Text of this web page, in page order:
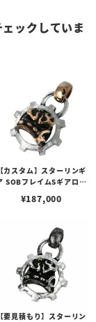
ックしていま
【カスタム】スターリンギ
SOBフレイムSギアロゴ
パー＆シルバー w/スピニ
¥187,000
【要見積もり】スターリン